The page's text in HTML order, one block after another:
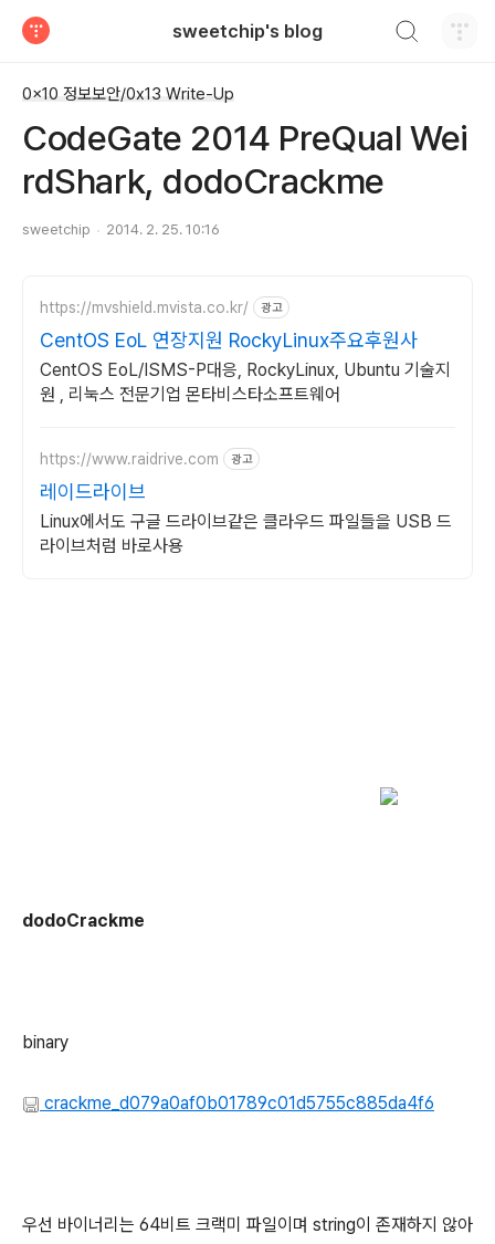
sweetchip's blog
0x10 정보보안/0x13 Write-Up
CodeGate 2014 PreQual Wei
rdShark, dodoCrackme
sweetchip 2014. 2. 25. 10:16
https://mvshield.mvista.co.kr/ 광고
CentOS EoL 연장지원 RockyLinux주요후원사
CentOS EoL/ISMS-P대응, RockyLinux, Ubuntu 기술지
원 , 리눅스 전문기업 몬타비스타소프트웨어
https://www.raidrive.com 광고
레이드라이브
Linux에서도 구글 드라이브같은 클라우드 파일들을 USB 드
라이브처럼 바로사용
dodoCrackme
binary
crackme_d079a0af0b01789c01d5755c885da4f6
우선 바이너리는 64비트 크랙미 파일이며 string이 존재하지 않아